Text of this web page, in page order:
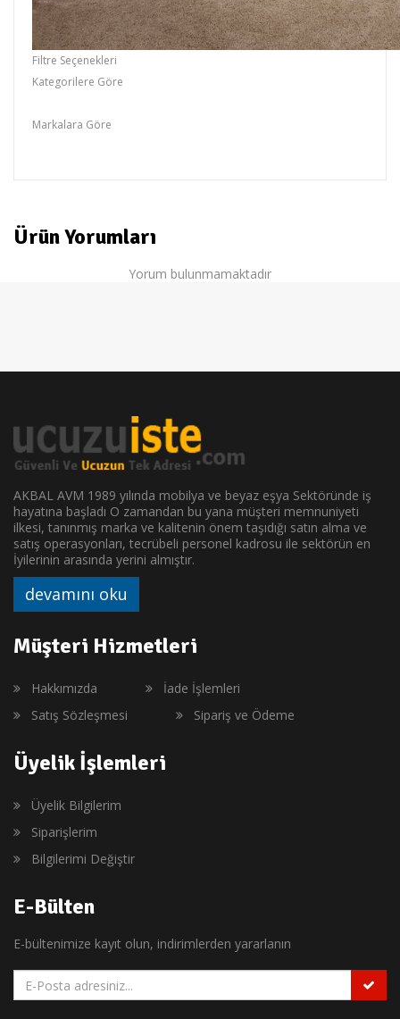
Filtre Seçenekleri
Kategorilere Göre
Markalara Göre
Ürün Yorumları
Yorum bulunmamaktadır
AKBAL AVM 1989 yılında mobilya ve beyaz eşya Sektöründe iş
hayatına başladı O zamandan bu yana müşteri memnuniyeti
ilkesi, tanınmış marka ve kalitenin önem taşıdığı satın alma ve
satış operasyonları, tecrübeli personel kadrosu ile sektörün en
İyilerinin arasında yerini almıştır.
devamını oku
Müşteri Hizmetleri
Hakkımızda
İade İşlemleri
Satış Sözleşmesi
Sipariş ve Ödeme
Üyelik İşlemleri
Üyelik Bilgilerim
Siparişlerim
Bilgilerimi Değiştir
E-Bülten
E-bültenimize kayıt olun, indirimlerden yararlanın